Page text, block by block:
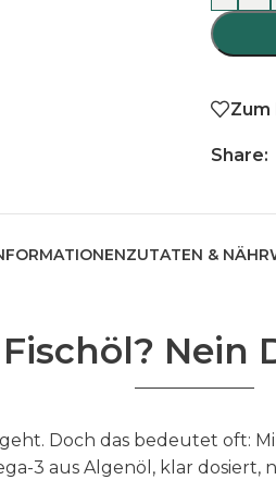
Share:
ZUTATEN &
Fischöl? Nein
Doch das bedeutet oft:
3 aus Algenöl, klar